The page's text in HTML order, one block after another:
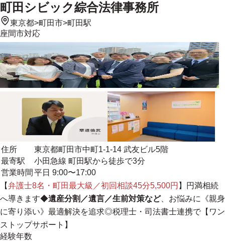
町田シビック綜合法律事務所
東京都>町田市>町田駅
座間市対応
住所
東京都町田市中町1-1-14 武友ビル5階
最寄駅
小田急線 町田駅から徒歩で3分
営業時間 平日 9:00〜17:00
【弁護士8名・町田最大級／初回相談45分5,500円 】円満相続
へ導きます◆遺産分割／遺言／生前対策など、お悩みに《親身
に寄り添い》最適解決を追求◎税理士・司法書士連携で【ワン
ストップサポート】
経験年数